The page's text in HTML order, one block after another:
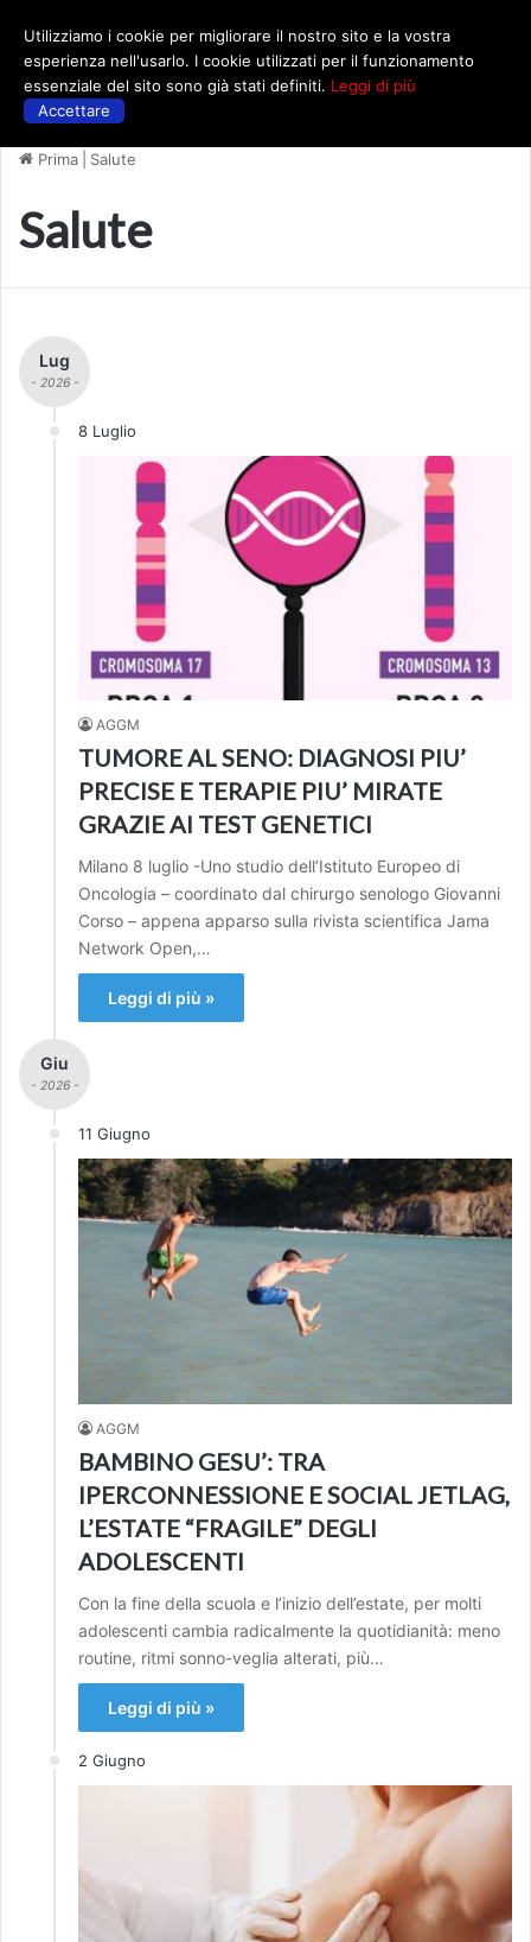
Prima Salute
Salute
Lug
- 2026 -
8 Luglio
AGGM
TUMORE AL SENO: DIAGNOSI PIU’
PRECISE E TERAPIE PIU’ MIRATE
GRAZIE AI TEST GENETICI
Milano 8 luglio -Uno studio dell’Istituto Europeo di
Oncologia – coordinato dal chirurgo senologo Giovanni
Corso – appena apparso sulla rivista scientifica Jama
Network Open,…
Leggi di più »
Giu
- 2026 -
11 Giugno
AGGM
BAMBINO GESU’: TRA
IPERCONNESSIONE E SOCIAL JETLAG,
L’ESTATE “FRAGILE” DEGLI
ADOLESCENTI
Con la fine della scuola e l’inizio dell’estate, per molti
adolescenti cambia radicalmente la quotidianità: meno
routine, ritmi sonno-veglia alterati, più…
Leggi di più »
2 Giugno
Utilizziamo i cookie per migliorare il nostro sito e la vostra
esperienza nell'usarlo. I cookie utilizzati per il funzionamento
essenziale del sito sono già stati definiti. Leggi di più
Accettare